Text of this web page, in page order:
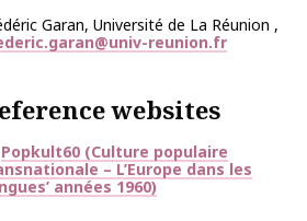
Garan, Université de La Réunion ,
reunion.fr
websites
Popkult60 (Culture populaire
– L’Europe dans les
années 1960)